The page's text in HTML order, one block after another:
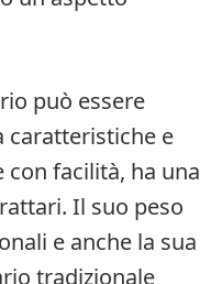
può essere
e
con facilità, ha una
Il suo peso
e anche la sua
tradizionale